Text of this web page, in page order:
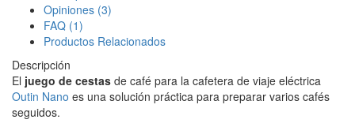
Opiniones (3)
FAQ (1)
Productos Relacionados
Descripción
El juego de cestas de café para la cafetera de viaje eléctrica
Outin Nano es una solución práctica para preparar varios cafés
seguidos.